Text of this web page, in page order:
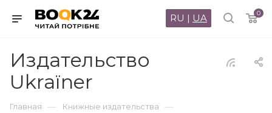
0
RU | UA
Издательство
Ukraїner
Главная — Книжные издательства —